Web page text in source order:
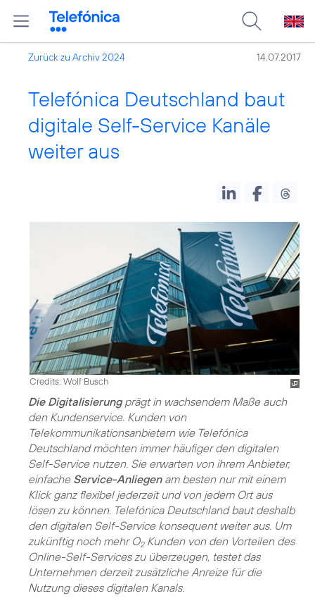
Zurück zu Archiv 2024 14.07.2017
Telefónica Deutschland baut
digitale Self-Service Kanäle
weiter aus
Credits: Wolf Busch
Die Digitalisierungprägt in wachsendem Maße auch
den Kundenservice. Kunden von
Telekommunikationsanbietern wie Telefónica
Deutschland möchten immer häufiger den digitalen
Self-Service nutzen. Sie erwarten von ihrem Anbieter,
einfache Service-Anliegenam besten nur mit einem
Klick ganz flexibel jederzeit und von jedem Ort aus
lösen zu können. Telefónica Deutschland baut deshalb
den digitalen Self-Service konsequent weiter aus. Um
zukünftig noch mehr O2Kunden von den Vorteilen des
Online-Self-Services zu überzeugen, testet das
Unternehmen derzeit zusätzliche Anreize für die
Nutzung dieses digitalen Kanals.